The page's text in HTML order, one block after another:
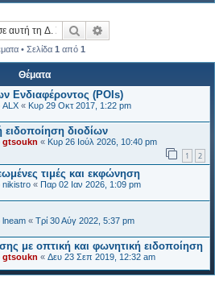
Αναζήτηση
• Σελίδα 1 από 1
Θέματα
Ενδιαφέροντος (POIs)
ALX « Κυρ 29 Οκτ 2017, 1:22 pm
ειδοποίηση διοδίων
gtsoukn « Κυρ 26 Ιούλ 2026, 10:40 pm
1 2
τιμές και εκφώνηση
nikistro « Παρ 02 Ιαν 2026, 1:09 pm
lneam « Τρί 30 Αύγ 2022, 5:37 pm
με οπτική και φωνητική ειδοποίηση
gtsoukn « Δευ 23 Σεπ 2019, 12:32 am